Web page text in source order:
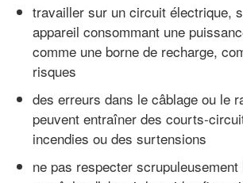
travailler sur un circuit électrique,
appareil consommant une
comme une borne de recharge,
risques
des erreurs dans le câblage ou le
peuvent entraîner des courts-
incendies ou des surtensions
ne pas respecter